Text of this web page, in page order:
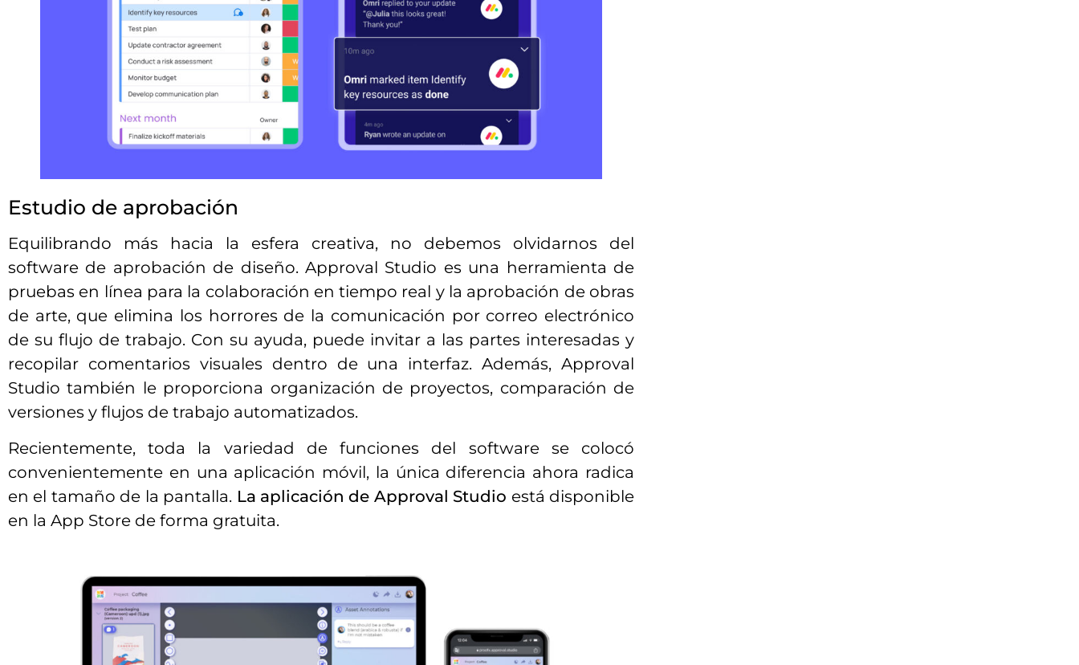
Estudio de aprobación
Equilibrando más hacia la esfera creativa, no debemos olvidarnos del
software de aprobación de diseño. Approval Studio es una herramienta de
pruebas en línea para la colaboración en tiempo real y la aprobación de obras
de arte, que elimina los horrores de la comunicación por correo electrónico
de su flujo de trabajo. Con su ayuda, puede invitar a las partes interesadas y
recopilar comentarios visuales dentro de una interfaz. Además, Approval
Studio también le proporciona organización de proyectos, comparación de
versiones y flujos de trabajo automatizados.
Recientemente, toda la variedad de funciones del software se colocó
convenientemente en una aplicación móvil, la única diferencia ahora radica
en el tamaño de la pantalla. La aplicación de Approval Studio está disponible
en la App Store de forma gratuita.